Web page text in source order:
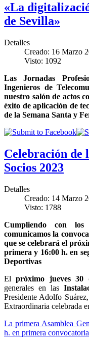
«La
de Sevilla»
Detalles
Creado: 16 Marzo
Visto: 1092
Las Jornadas
Ingenieros de
nuestro salón de actos
éxito de aplicación de
de la Semana Santa y
Celebración de
Socios 2023
Detalles
Creado: 14 Marzo
Visto: 1788
Cumpliendo con
comunicamos la
que se celebrará el
primera y 16:00 h. en
Deportivas
Elpróximo jueves 30
generales en las
Presidente Adolfo
Extraordinaria celebrada
La primera Asamblea
h. en primera